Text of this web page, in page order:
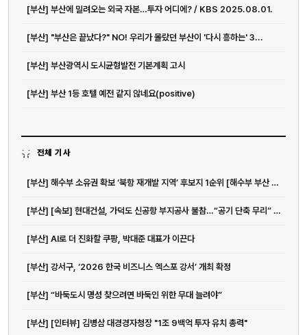
[부산] 부산에 밀려오는 외국 자본…투자 어디에? / KBS 2025.08.01.
[부산] "부산은 끝났다?" NO! 우리가 몰랐던 부산이 '다시 흥하는' 3...
[부산] 부산광역시 도시균형발전 기본계획 고시
[부산] 부산 1등 호텔 예전 같지 않네요(positive)
전체 기사
[부산] 해수부 소유권 확보 ‘북항 재개발 지역’ 후보지 1순위 [해수부 부산 이전]
[부산] [속보] 현대건설, 가덕도 신공항 부지공사 불참…“공기 단축 무리” - 매일경제
[부산] AI로 더 진화할 쿠팡, 박대준 대표가 이끈다
[부산] 강서구, ‘2026 한국 비즈니스 엑스포 강서’ 개최 확정
[부산] “바둑도시 명성 찾으려면 바둑인 위한 무대 늘려야”
[부산] [인터뷰] 김병삼 대경경자청장 "1조 9백억 투자 유치 총력"